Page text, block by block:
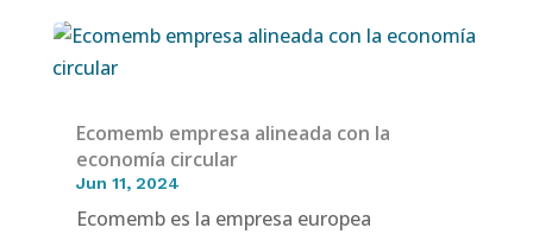
Ecomemb empresa alineada con la
economía circular
Jun 11, 2024
Ecomemb es la empresa europea